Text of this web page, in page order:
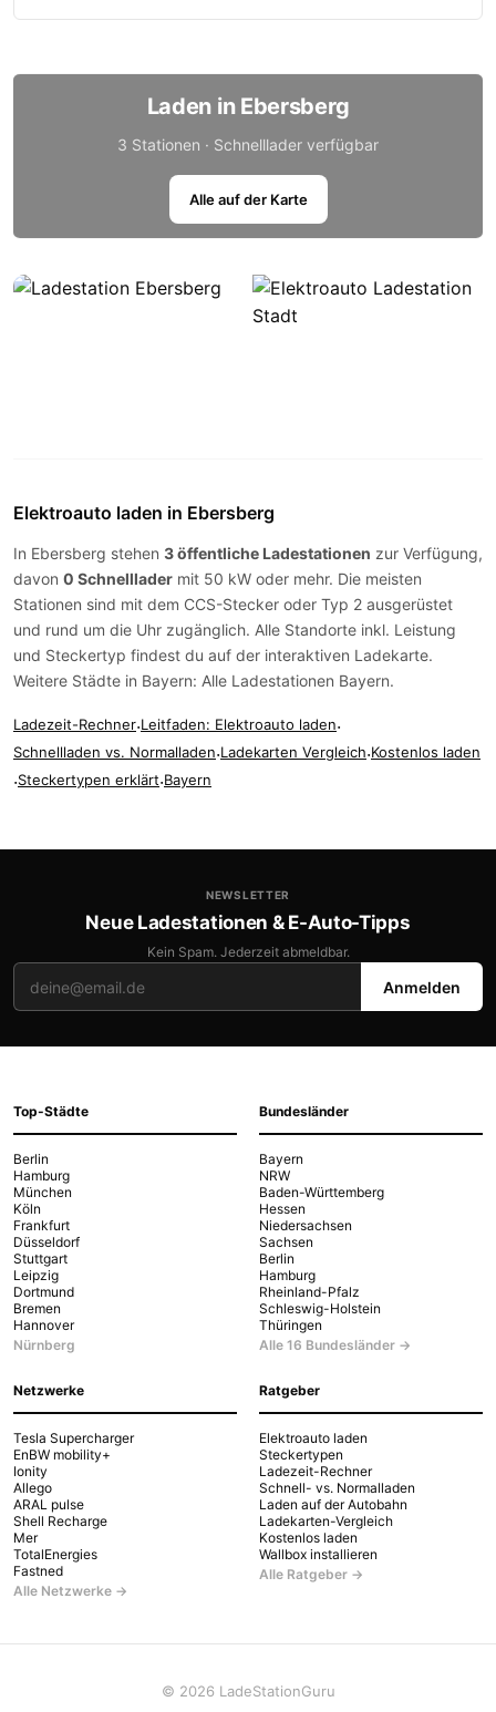
Laden in Ebersberg
3 Stationen · Schnelllader verfügbar
Alle auf der Karte
Elektroauto laden in Ebersberg
In Ebersberg stehen 3 öffentliche Ladestationen zur Verfügung,
davon 0 Schnelllader mit 50 kW oder mehr. Die meisten
Stationen sind mit dem CCS-Stecker oder Typ 2 ausgerüstet
und rund um die Uhr zugänglich. Alle Standorte inkl. Leistung
und Steckertyp findest du auf der interaktiven Ladekarte.
Weitere Städte in Bayern: Alle Ladestationen Bayern.
Ladezeit-Rechner·Leitfaden: Elektroauto laden·
Schnellladen vs. Normalladen·Ladekarten Vergleich·Kostenlos laden
·Steckertypen erklärt·Bayern
NEWSLETTER
Neue Ladestationen & E-Auto-Tipps
Kein Spam. Jederzeit abmeldbar.
Anmelden
Top-Städte
Berlin
Hamburg
München
Köln
Frankfurt
Düsseldorf
Stuttgart
Leipzig
Dortmund
Bremen
Hannover
Nürnberg
Bundesländer
Bayern
NRW
Baden-Württemberg
Hessen
Niedersachsen
Sachsen
Berlin
Hamburg
Rheinland-Pfalz
Schleswig-Holstein
Thüringen
Alle 16 Bundesländer →
Netzwerke
Tesla Supercharger
EnBW mobility+
Ionity
Allego
ARAL pulse
Shell Recharge
Mer
TotalEnergies
Fastned
Alle Netzwerke →
Ratgeber
Elektroauto laden
Steckertypen
Ladezeit-Rechner
Schnell- vs. Normalladen
Laden auf der Autobahn
Ladekarten-Vergleich
Kostenlos laden
Wallbox installieren
Alle Ratgeber →
© 2026 LadeStationGuru